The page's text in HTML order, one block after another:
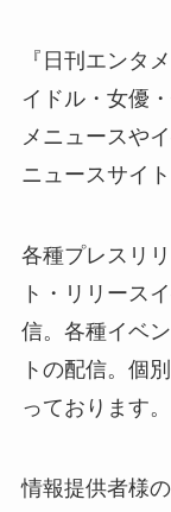
『日刊エンタ
イドル・女優
メニュースや
ニュースサイト
各種プレスリ
ト・リリース
信。各種イベ
トの配信。個
っております。
情報提供者様